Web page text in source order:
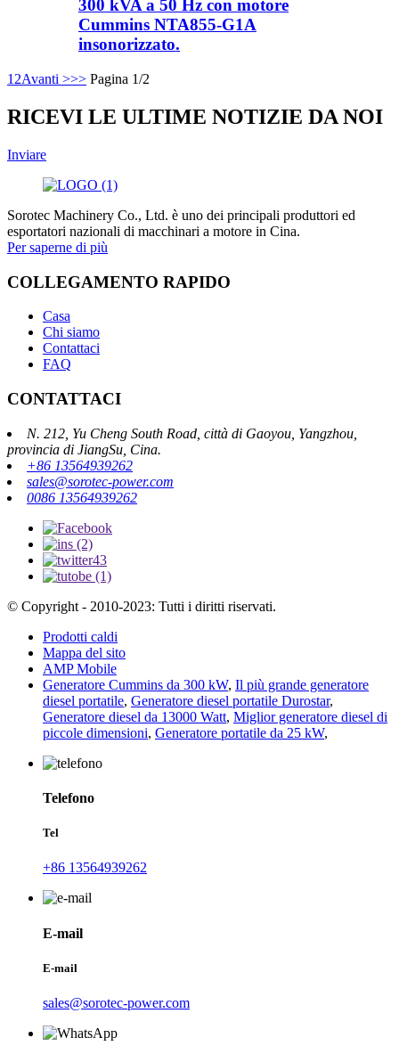
300 kVA a 50 Hz con motore
Cummins NTA855-G1A
insonorizzato.
1 2Avanti >>> Pagina 1/2
RICEVI LE ULTIME NOTIZIE DA NOI
Inviare
Sorotec Machinery Co., Ltd. è uno dei principali produttori ed
esportatori nazionali di macchinari a motore in Cina.
Per saperne di più
COLLEGAMENTO RAPIDO
Casa
Chi siamo
Contattaci
FAQ
CONTATTACI
N. 212, Yu Cheng South Road, città di Gaoyou, Yangzhou,
provincia di JiangSu, Cina.
+86 13564939262
sales@sorotec-power.com
0086 13564939262
© Copyright - 2010-2023: Tutti i diritti riservati.
Prodotti caldi
Mappa del sito
AMP Mobile
Generatore Cummins da 300 kW, Il più grande generatore
diesel portatile, Generatore diesel portatile Durostar,
Generatore diesel da 13000 Watt, Miglior generatore diesel di
piccole dimensioni, Generatore portatile da 25 kW,
Telefono
Tel
+86 13564939262
E-mail
E-mail
sales@sorotec-power.com